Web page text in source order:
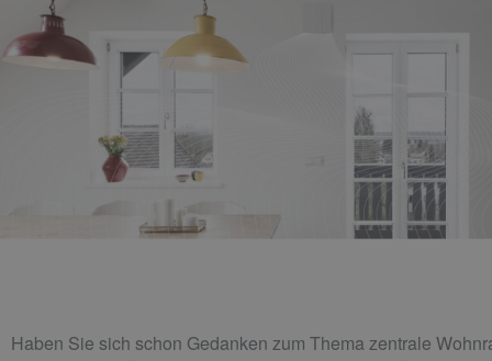
Haben Sie sich schon Gedanken zum Thema zentrale